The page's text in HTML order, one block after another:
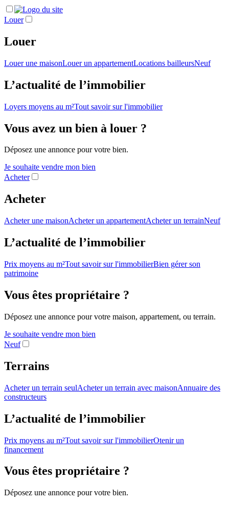
Louer
Louer
Louer une maisonLouer un appartementLocations bailleursNeuf
L’actualité de l’immobilier
Loyers moyens au m²Tout savoir sur l'immobilier
Vous avez un bien à louer ?
Déposez une annonce pour votre bien.
Je souhaite vendre mon bien
Acheter
Acheter
Acheter une maisonAcheter un appartementAcheter un terrainNeuf
L’actualité de l’immobilier
Prix moyens au m²Tout savoir sur l'immobilierBien gérer son
patrimoine
Vous êtes propriétaire ?
Déposez une annonce pour votre maison, appartement, ou terrain.
Je souhaite vendre mon bien
Neuf
Terrains
Acheter un terrain seulAcheter un terrain avec maisonAnnuaire des
constructeurs
L’actualité de l’immobilier
Prix moyens au m²Tout savoir sur l'immobilierOtenir un
financement
Vous êtes propriétaire ?
Déposez une annonce pour votre bien.